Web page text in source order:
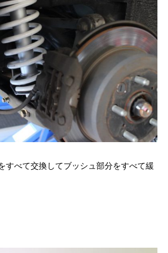
すべて交換してブッシュ部分をすべて緩